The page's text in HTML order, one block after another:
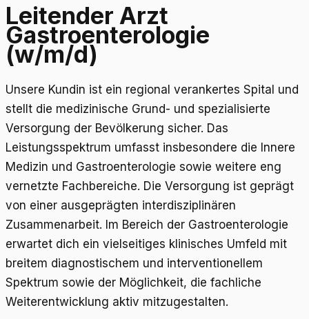
Leitender Arzt
Gastroenterologie
(w/m/d)
Unsere Kundin ist ein regional verankertes Spital und
stellt die medizinische Grund- und spezialisierte
Versorgung der Bevölkerung sicher. Das
Leistungsspektrum umfasst insbesondere die Innere
Medizin und Gastroenterologie sowie weitere eng
vernetzte Fachbereiche. Die Versorgung ist geprägt
von einer ausgeprägten interdisziplinären
Zusammenarbeit. Im Bereich der Gastroenterologie
erwartet dich ein vielseitiges klinisches Umfeld mit
breitem diagnostischem und interventionellem
Spektrum sowie der Möglichkeit, die fachliche
Weiterentwicklung aktiv mitzugestalten.